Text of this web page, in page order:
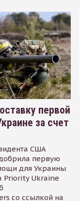
первой
за счет
США
первую
для Украины
Priority Ukraine
со ссылкой на